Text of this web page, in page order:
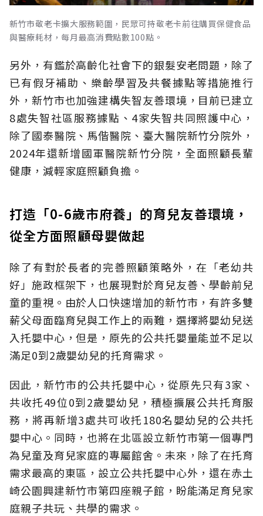
新竹市敬老卡擴大服務範圍，民眾可持敬老卡前往購買保健食品
與醫療耗材，每月最高消費點數100點。
另外，有鑑於高齡化社會下的銀髮安老問題，除了
已有假牙補助、樂齡學習及共餐據點等措施推行
外，新竹市也加強建構失智友善環境，目前已建立
8處失智社區服務據點、4家失智共同照護中心，
除了國泰醫院、馬偕醫院、臺大醫院新竹分院外，
2024年還新增國軍醫院新竹分院，全面照顧長輩
健康，減輕家庭照顧負擔。
打造「0-6歲市府養」的育兒友善環境，
從全方面照顧母嬰做起
除了有對於長者的完善照顧策略外，在「老幼共
好」施政框架下，也展現對於育兒友善、學齡前兒
童的重視。由於人口快速增加的新竹市，有許多雙
薪父母面臨育兒與工作上的兩難，選擇將嬰幼兒送
入托嬰中心，但是，原先的公共托嬰量能並不足以
滿足0到2歲嬰幼兒的托育需求。
因此，新竹市的公共托嬰中心，從原先只有3家、
共收托49位0到2歲嬰幼兒，積極擴展公共托育服
務，將再新增3處共可收托180名嬰幼兒的公共托
嬰中心。同時，也將在北區設立新竹市第一個專門
為兒童及育兒家庭的專屬館舍。未來，除了在托育
需求最高的東區，設立公共托嬰中心外，還在赤土
崎公園興建新竹市第四座親子館，盼能滿足育兒家
庭親子共玩、共學的需求。